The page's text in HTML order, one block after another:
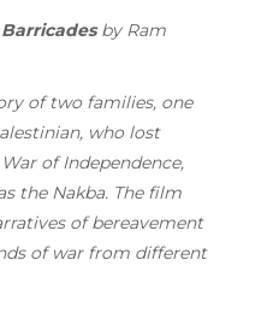
Barricadesby Ram
of two families, one
who lost
of Independence,
the Nakba. The film
of bereavement
of war from different